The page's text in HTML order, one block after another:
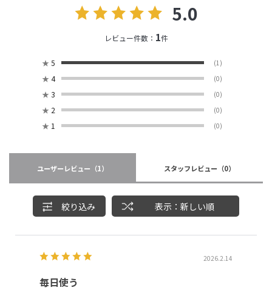
5.0
レビュー件数： 1件
★ 5 (1)
★ 4 (0)
★ 3 (0)
★ 2 (0)
★ 1 (0)
ユーザーレビュー （1） スタッフレビュー （0）
絞り込み 表示：新しい順
2026.2.14
毎日使う